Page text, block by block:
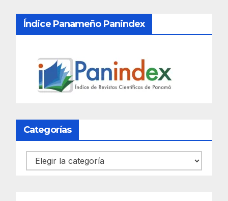
Índice Panameño Panindex
Categorías
Categorías